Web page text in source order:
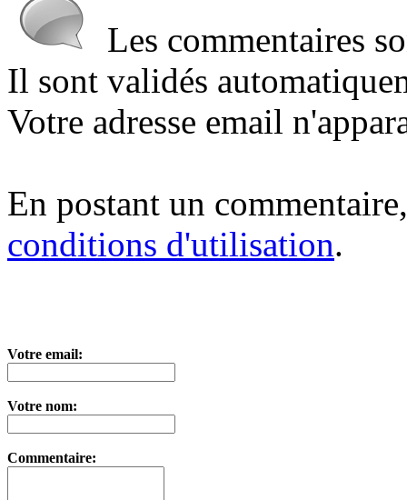
Les commentaires
Il sont validés
Votre adresse email
En postant un
conditions d'utilisation.
Votre email:
Votre nom:
Commentaire: